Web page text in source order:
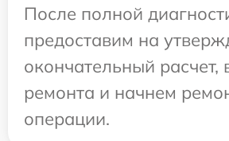
После полной
предоставим на
окончательный расчет,
ремонта и начнем
операции.